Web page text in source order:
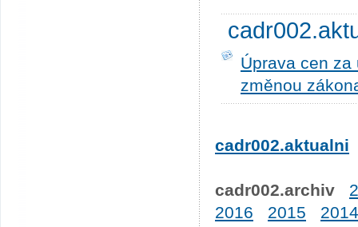
Úprava cen
změnou
cadr002.aktualni
cadr002.archiv
2016
2015 2014